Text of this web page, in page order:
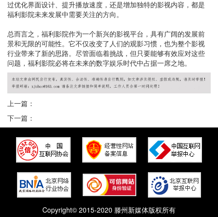
过优化界面设计、提升播放速度，还是增加独特的影视内容，都是
福利影院未来发展中需要关注的方向。
总而言之，福利影院作为一个新兴的影视平台，具有广阔的发展前
景和无限的可能性。它不仅改变了人们的观影习惯，也为整个影视
行业带来了新的思路。尽管面临着挑战，但只要能够有效应对这些
问题，福利影院必将在未来的数字娱乐时代中占据一席之地。
上一篇：
下一篇：
Copyright© 2015-2020 滕州新媒体版权所有